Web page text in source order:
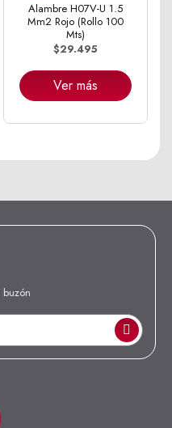
Alambre H07V-U 1.5
Mm2 Rojo (Rollo 100
Mts)
$29.495
Ver más